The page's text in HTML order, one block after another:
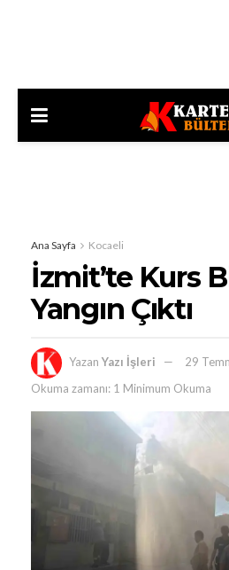
Ana Sayfa Kocaeli
İzmit’te Kurs
Yangın Çıktı
Yazan Yazı İşleri
29
Okuma zamanı: 1 Minimum Okuma